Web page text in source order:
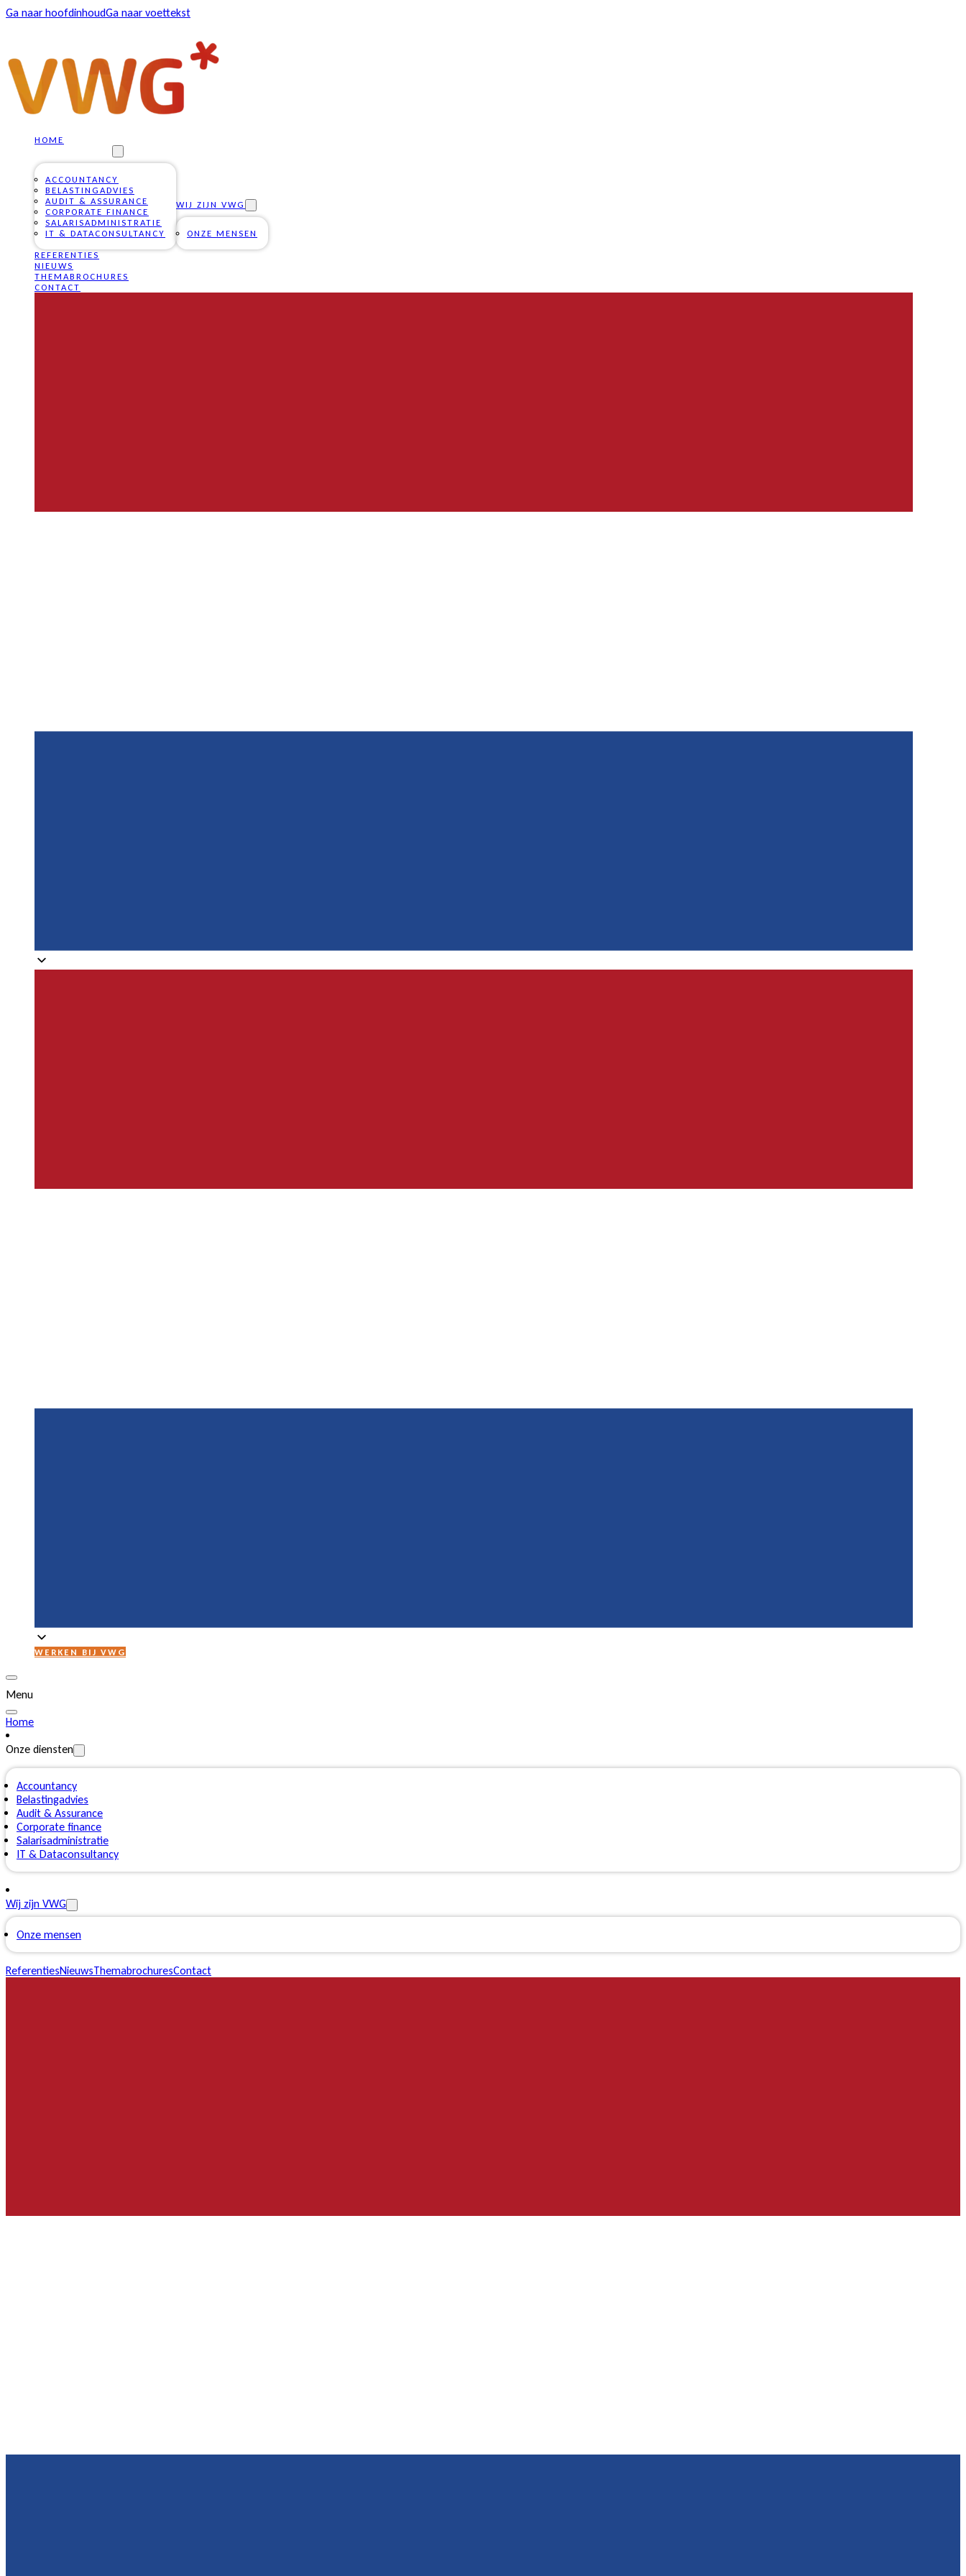
Ga naar hoofdinhoudGa naar voettekst
HOME
ACCOUNTANCY
BELASTINGADVIES
AUDIT & ASSURANCE
CORPORATE FINANCE
SALARISADMINISTRATIE
IT & DATACONSULTANCY
WIJ ZIJN VWG
ONZE MENSEN
REFERENTIES
NIEUWS
THEMABROCHURES
CONTACT
WERKEN BIJ VWG
Menu
Home
Onze diensten
Accountancy
Belastingadvies
Audit & Assurance
Corporate finance
Salarisadministratie
IT & Dataconsultancy
Wij zijn VWG
Onze mensen
ReferentiesNieuwsThemabrochuresContact